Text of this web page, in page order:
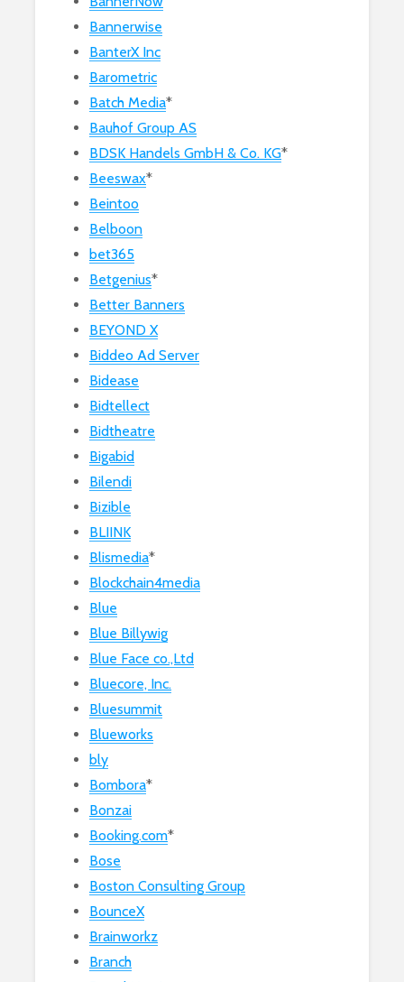
Bannerwise
BanterX Inc
Barometric
Batch Media*
Bauhof Group AS
BDSK Handels GmbH & Co. KG*
Beeswax*
Beintoo
Belboon
bet365
Betgenius*
Better Banners
BEYOND X
Biddeo Ad Server
Bidease
Bidtellect
Bidtheatre
Bigabid
Bilendi
Bizible
BLIINK
Blismedia*
Blockchain4media
Blue
Blue Billywig
Blue Face co.,Ltd
Bluecore, Inc.
Bluesummit
Blueworks
bly
Bombora*
Bonzai
Booking.com*
Bose
Boston Consulting Group
BounceX
Brainworkz
Branch